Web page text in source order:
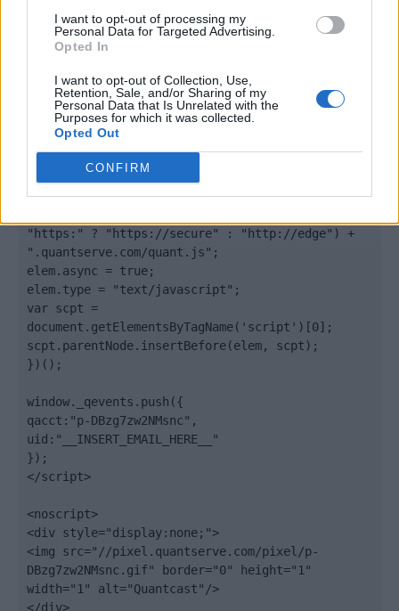
I want to opt-out of processing my
Personal Data for Targeted Advertising.
Opted In
I want to opt-out of Collection, Use,
Retention, Sale, and/or Sharing of my
Personal Data that Is Unrelated with the
Purposes for which it was collected.
Opted Out
CONFIRM
</body>
<!-- Quantcast Tag -->
<script type="text/javascript">
window._qevents = window._qevents || [];
var elem = document.createElement('script');
"https:" ? "https://secure" : "http://edge") +
".quantserve.com/quant.js";
elem.async = true;
elem.type = "text/javascript";
var scpt =
document.getElementsByTagName('script')[0];
scpt.parentNode.insertBefore(elem, scpt);
})();
window._qevents.push({
qacct:"p-DBzg7zw2NMsnc",
uid:"__INSERT_EMAIL_HERE__"
});
</script>
<noscript>
<div style="display:none;">
<img src="//pixel.quantserve.com/pixel/p-
DBzg7zw2NMsnc.gif" border="0" height="1"
width="1" alt="Quantcast"/>
</div>